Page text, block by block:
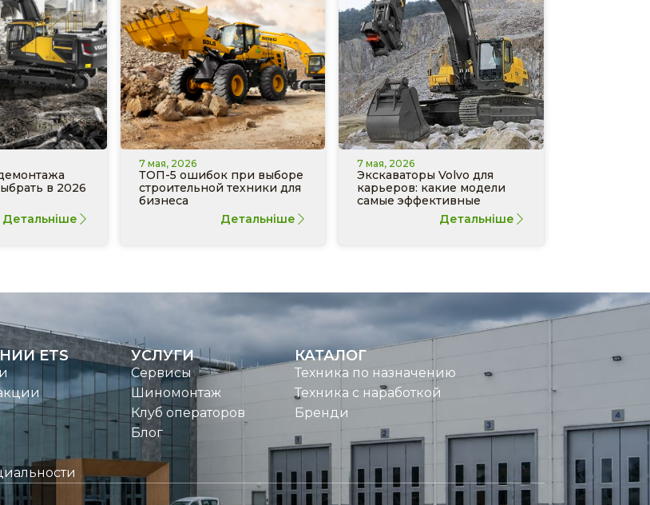
в 2026
Детальніше
7 мая, 2026
ТОП-5 ошибок при выборе
строительной техники для
бизнеса
Детальніше
7 мая, 2026
Экскаваторы Volvo для
карьеров: какие модели
самые эффективные
Детальніше
ETS УСЛУГИ
Сервисы
Шиномонтаж
Клуб операторов
Блог
КАТАЛОГ
Техника по назначению
Техника с наработкой
Бренди